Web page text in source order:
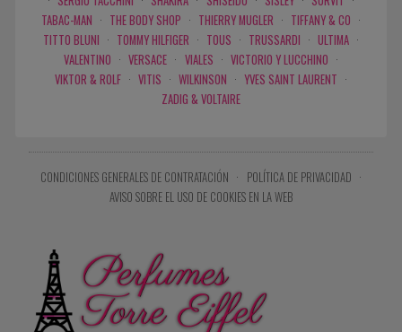
TABAC-MAN · THE BODY SHOP · THIERRY MUGLER · TIFFANY & CO ·
TITTO BLUNI · TOMMY HILFIGER · TOUS · TRUSSARDI · ULTIMA ·
VALENTINO · VERSACE · VIALES · VICTORIO Y LUCCHINO ·
VIKTOR & ROLF · VITIS · WILKINSON · YVES SAINT LAURENT ·
ZADIG & VOLTAIRE
CONDICIONES GENERALES DE CONTRATACIÓN · POLÍTICA DE PRIVACIDAD ·
AVISO SOBRE EL USO DE COOKIES EN LA WEB